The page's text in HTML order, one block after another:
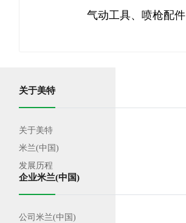
气动工具、喷枪配件
关于美特
关于美特
米兰(中国)
发展历程
企业米兰(中国)
公司米兰(中国)